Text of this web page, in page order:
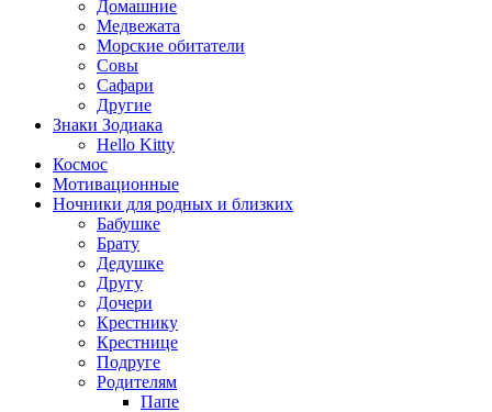
Домашние
Медвежата
Морские обитатели
Совы
Сафари
Другие
Знаки Зодиака
Hello Kitty
Космос
Мотивационные
Ночники для родных и близких
Бабушке
Брату
Дедушке
Другу
Дочери
Крестнику
Крестнице
Подруге
Родителям
Папе